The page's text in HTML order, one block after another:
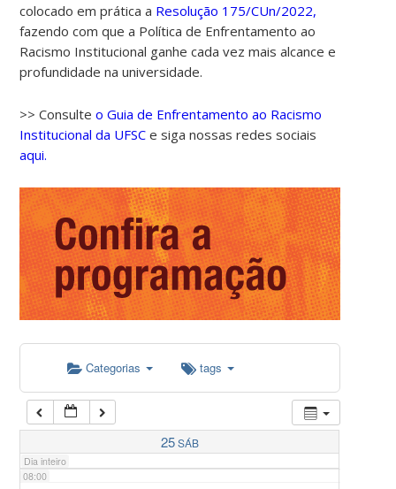
colocado em prática a Resolução 175/CUn/2022,
fazendo com que a Política de Enfrentamento ao
Racismo Institucional ganhe cada vez mais alcance e
profundidade na universidade.
>> Consulteo Guia de Enfrentamento ao Racismo
Institucional da UFSC e siga nossas redes sociais
aqui.
Categorias tags
25SÁB
Dia inteiro
00:00
02:00
03:00
04:00
05:00
07:00
08:00